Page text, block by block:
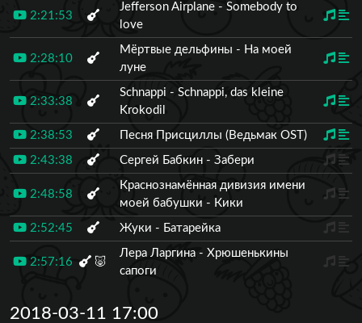
2:21:53
Jefferson Airplane - Somebody to
love
2:28:10
Мёртвые дельфины - На моей
луне
2:33:38
Schnappi - Schnappi, das kleine
Krokodil
2:38:53 Песня Присциллы (Ведьмак OST)
2:43:38 Сергей Бабкин - Забери
2:48:58
Краснознамённая дивизия имени
моей бабушки - Кики
2:52:45 Жуки - Батарейка
2:57:16 🐷
Лера Ларгина - Хрюшенькины
сапоги
2018-03-11 17:00